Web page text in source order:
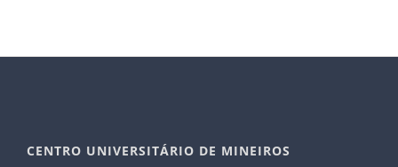
CENTRO UNIVERSITÁRIO DE MINEIROS